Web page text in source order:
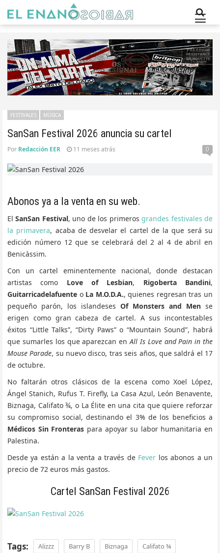
SanSan Festival 2026 anuncia su cartel
FESTIVALES MÚSICA
Por Redacción EER 11 meses atrás 0
Abonos ya a la venta en su web.
ElSanSan Festival, uno de los primerosgrandes festivales de
la primavera, acaba de desvelar el cartel de la que será su
edición número 12 que se celebrará del 2 al 4 de abril en
Benicàssim.
Con un cartel eminentemente nacional, donde destacan
artistas como Love of Lesbian, Rigoberta Bandini,
Guitarricadelafuente o La M.O.D.A., quienes regresan tras un
pequeño parón, los islandeses Of Monsters and Men se
erigen como gran cabeza de cartel. A sus incontestables
éxitos “Little Talks”, “Dirty Paws” o “Mountain Sound”, habrá
que sumarles los que aparezcan enAll Is Love and Pain in the
Mouse Parade, su nuevo disco, tras seis años, que saldrá el 17
de octubre.
No faltarán otros clásicos de la escena como Xoel López,
Ángel Stanich, Rufus T. Firefly, La Casa Azul, León Benavente,
Biznaga, Califato ¾, o La Élite en una cita que quiere reforzar
su compromiso social, destinando el 3% de los beneficios a
Médicos Sin Fronteras para apoyar su labor humanitaria en
Palestina.
Desde ya están a la venta a través de Fever los abonos a un
precio de 72 euros más gastos.
Cartel SanSan Festival 2026
Tags: Alizzz Barry B Biznaga Califato ¾